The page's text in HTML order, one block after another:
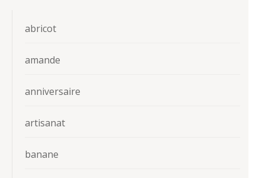
abricot
amande
anniversaire
artisanat
banane